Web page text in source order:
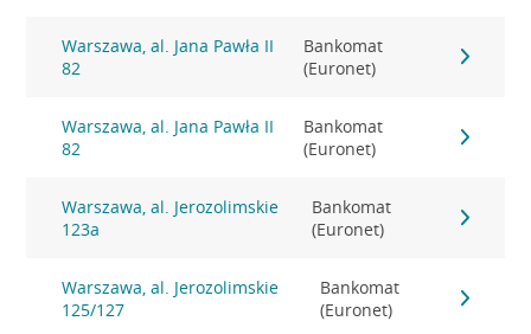
Warszawa, al. Jana Pawła II
82
Bankomat
(Euronet)
Warszawa, al. Jana Pawła II
82
Bankomat
(Euronet)
Warszawa, al. Jerozolimskie
123a
Bankomat
(Euronet)
Warszawa, al. Jerozolimskie
125/127
Bankomat
(Euronet)